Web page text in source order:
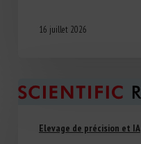
16 juillet 2026
Elevage de précision et IA